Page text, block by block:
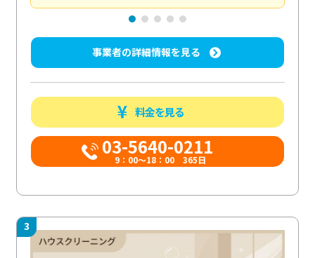
事業者の詳細情報を見る
料金を見る
03-5640-0211
9：00～18：00 365日
3